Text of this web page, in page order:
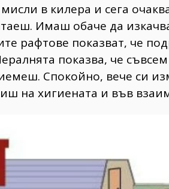
в килера и сега
Имаш обаче да
рафтове показват, че
показва, че
Спокойно, вече си
на хигиената и във